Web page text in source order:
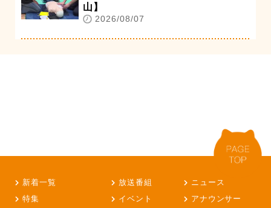
山】
2026/08/07
新着一覧 放送番組
ニュース
特集
イベント
アナウンサー